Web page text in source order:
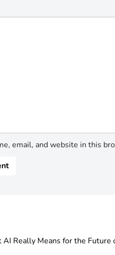
email, and website in this
AI Really Means for the Future